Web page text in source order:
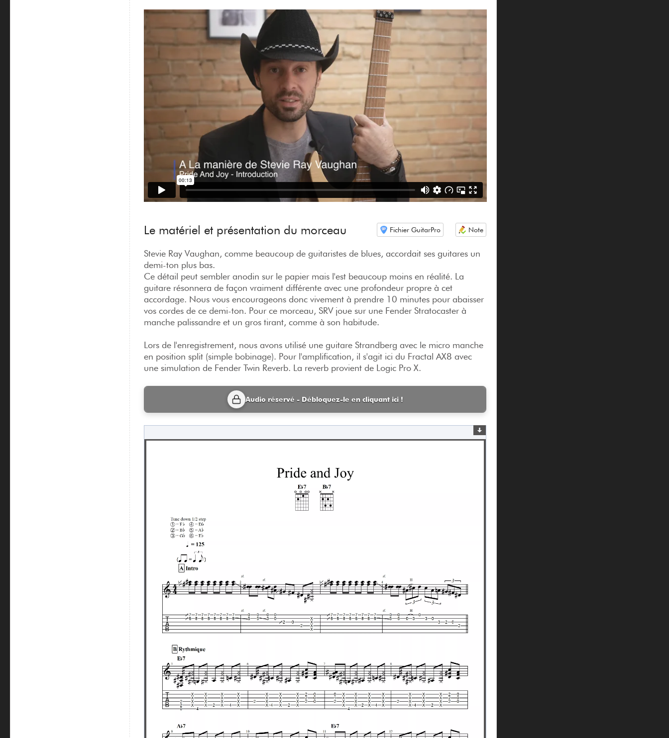
Le matériel et présentation du morceau Fichier GuitarPro Note
Stevie Ray Vaughan, comme beaucoup de guitaristes de blues, accordait ses guitares un
demi-ton plus bas.
Ce détail peut sembler anodin sur le papier mais l'est beaucoup moins en réalité. La
guitare résonnera de façon vraiment différente avec une profondeur propre à cet
accordage. Nous vous encourageons donc vivement à prendre 10 minutes pour abaisser
vos cordes de ce demi-ton. Pour ce morceau, SRV joue sur une Fender Stratocaster à
manche palissandre et un gros tirant, comme à son habitude.
Lors de l'enregistrement, nous avons utilisé une guitare Strandberg avec le micro manche
en position split (simple bobinage). Pour l'amplification, il s'agit ici du Fractal AX8 avec
une simulation de Fender Twin Reverb. La reverb provient de Logic Pro X.
Audio réservé - Débloquez-le en cliquant ici !